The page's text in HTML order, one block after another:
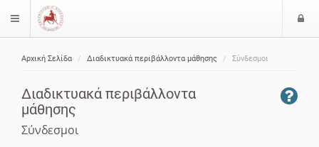
$langMenu
Αρχική Σελίδα Διαδικτυακά περιβάλλοντα μάθησης Σύνδεσμοι
Διαδικτυακά περιβάλλοντα
μάθησης
Σύνδεσμοι